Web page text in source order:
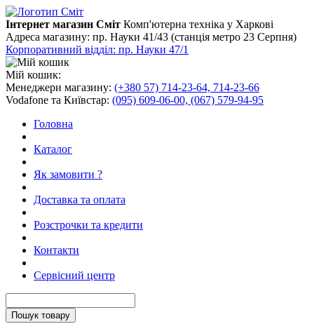
Інтернет магазин Сміт Комп'ютерна техніка у Харкові
Адреса магазину: пр. Науки 41/43 (станція метро 23 Серпня)
Корпоративний відділ: пр. Науки 47/1
Мій кошик:
Менеджери магазину: (+380 57) 714-23-64, 714-23-66
Vodafone та Київстар: (095) 609-06-00, (067) 579-94-95
Головна
Каталог
Як замовити ?
Доставка та оплата
Розстрочки та кредити
Контакти
Сервісний центр